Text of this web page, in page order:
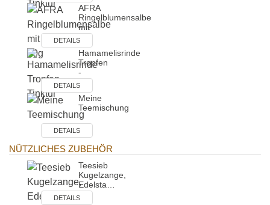
AFRA
Ringelblumensalbe
mit
…
DETAILS
Hamamelisrinde
Tropfen
-
Ti…
DETAILS
Meine
Teemischung
DETAILS
NÜTZLICHES ZUBEHÖR
Teesieb
Kugelzange,
Edelsta…
DETAILS